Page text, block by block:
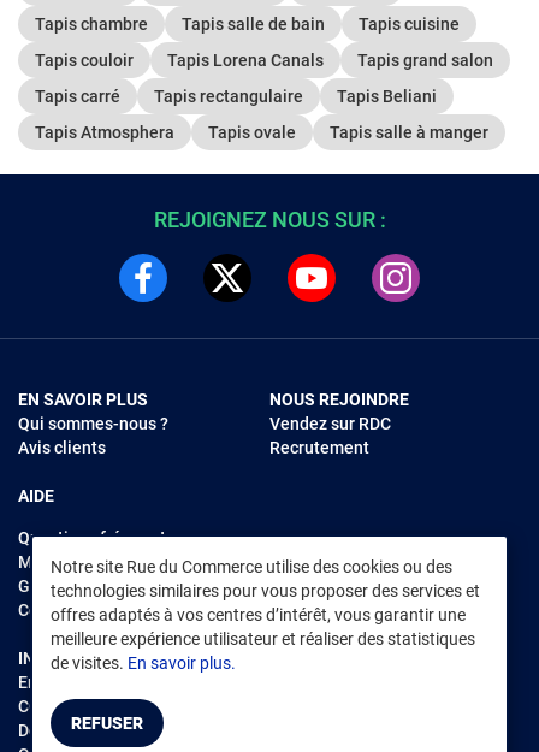
Tapis chambre
Tapis salle de bain
Tapis cuisine
Tapis couloir
Tapis Lorena Canals
Tapis grand salon
Tapis carré
Tapis rectangulaire
Tapis Beliani
Tapis Atmosphera
Tapis ovale Tapis salle à manger
Notre site Rue du Commerce utilise des cookies ou des
technologies similaires pour vous proposer des services et
offres adaptés à vos centres d’intérêt, vous garantir une
meilleure expérience utilisateur et réaliser des statistiques
de visites. En savoir plus.
REFUSER
REJOIGNEZ NOUS SUR :
EN SAVOIR PLUS
Qui sommes-nous ?
Avis clients
AIDE
Questions fréquentes
Modes de règlements
Garantie et retours
Contacter Rue du Commerce
NOUS REJOINDRE
Vendez sur RDC
Recrutement
INFORMATIONS LÉGALES
Environnement
CGV /CGU Marketplace
Données personnelles